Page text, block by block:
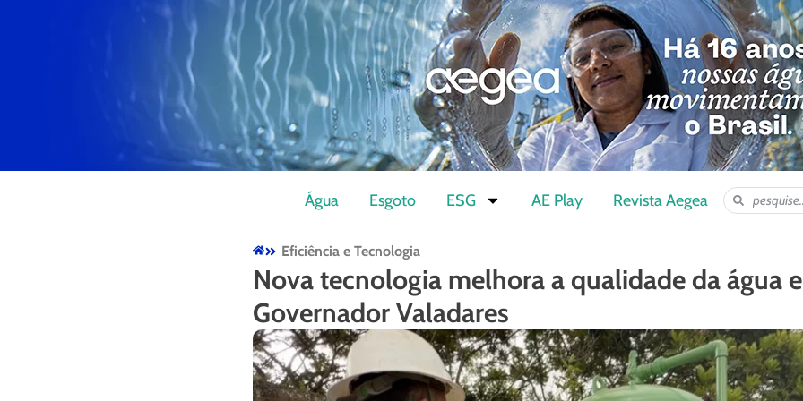
Água Esgoto ESG AE Play Revista Aegea
Eficiência e Tecnologia
Nova tecnologia melhora a qualidade da água
Governador Valadares